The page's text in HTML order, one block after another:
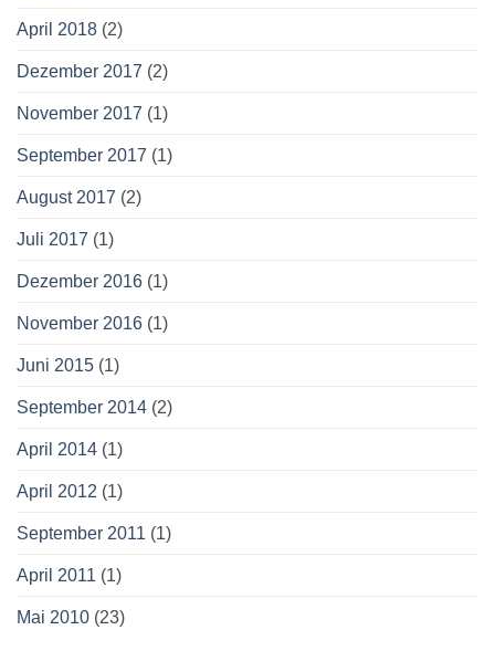
April 2018 (2)
Dezember 2017 (2)
November 2017 (1)
September 2017 (1)
August 2017 (2)
Juli 2017 (1)
Dezember 2016 (1)
November 2016 (1)
Juni 2015 (1)
September 2014 (2)
April 2014 (1)
April 2012 (1)
September 2011 (1)
April 2011 (1)
Mai 2010 (23)